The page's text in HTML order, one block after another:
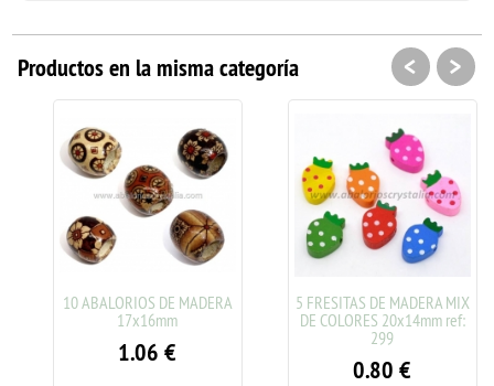
Productos en la misma categoría
10 ABALORIOS DE MADERA
17x16mm
1.06€
5 FRESITAS DE MADERA MIX
DE COLORES 20x14mm ref:
299
0.80€
< >